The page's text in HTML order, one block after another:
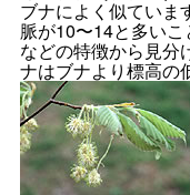
ブナによく似ていま
脈が10〜14と多い
などの特徴から見分
ナはブナより標高の